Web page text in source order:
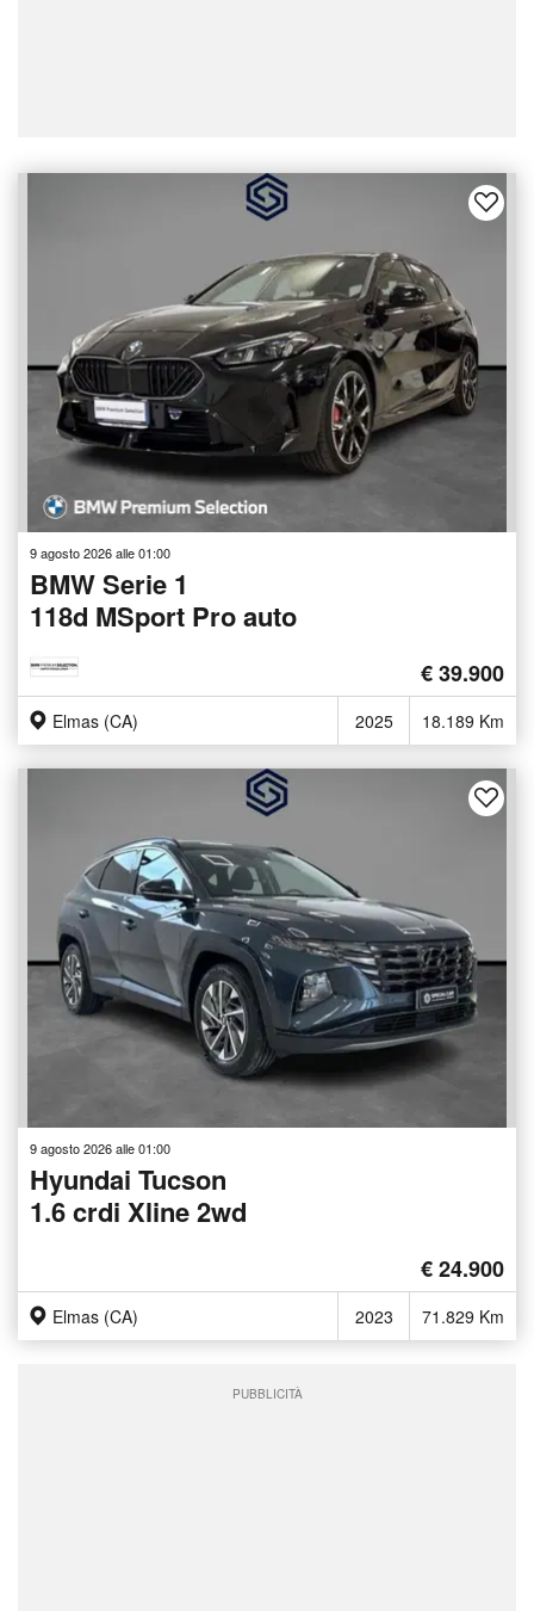
9 agosto 2026 alle 01:00
BMW Serie 1
118d MSport Pro auto
€ 39.900
Elmas (CA) 2025 18.189 Km
9 agosto 2026 alle 01:00
Hyundai Tucson
1.6 crdi Xline 2wd
€ 24.900
Elmas (CA) 2023 71.829 Km
PUBBLICITÀ